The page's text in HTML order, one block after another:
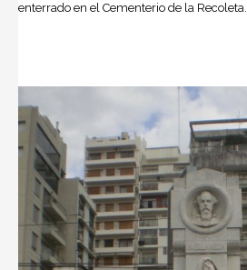
enterrado en el Cementerio de la Recoleta.